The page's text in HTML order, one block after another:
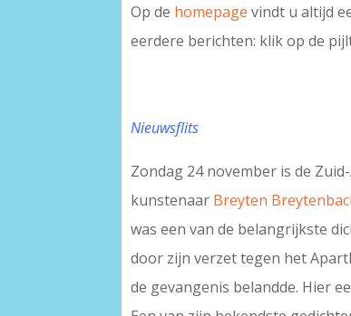
Op de homepage vindt u altijd
eerdere berichten: klik op de
Nieuwsflits
Zondag 24 november is de
kunstenaar Breyten
was een van de belangrijkste
door zijn verzet tegen het
de gevangenis belandde. Hier